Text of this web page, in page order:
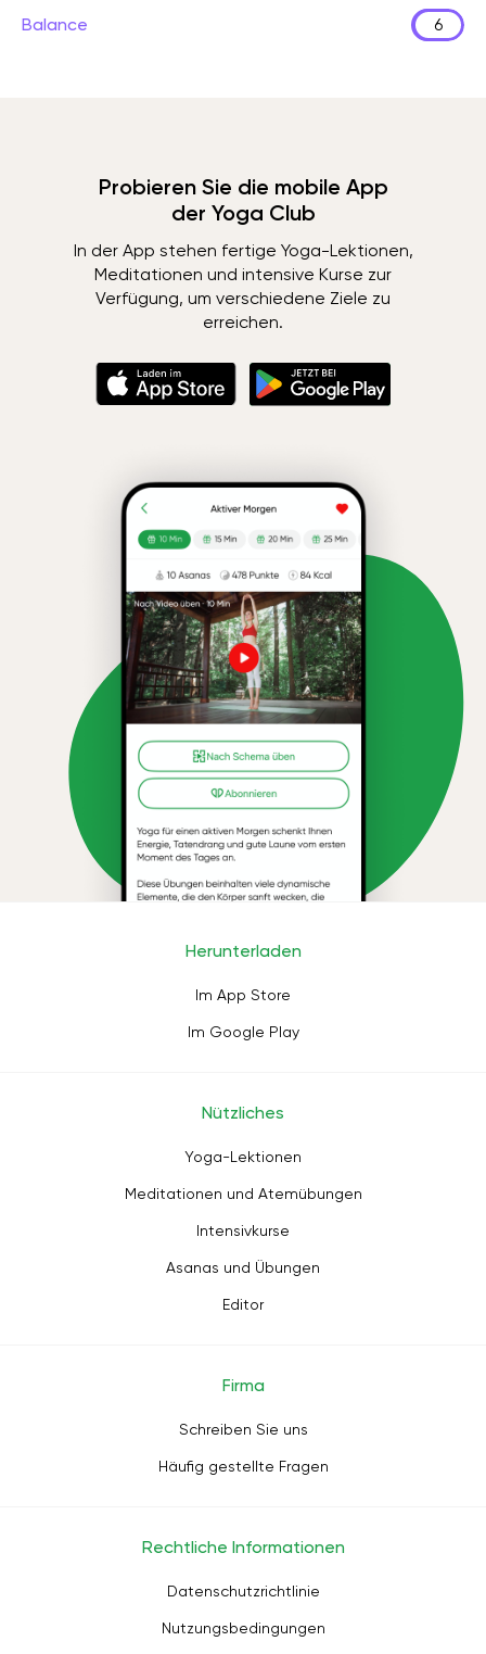
Balance 6
Probieren Sie die mobile App
der Yoga Club
In der App stehen fertige Yoga-Lektionen,
Meditationen und intensive Kurse zur
Verfügung, um verschiedene Ziele zu
erreichen.
Herunterladen
Im App Store
Im Google Play
Nützliches
Yoga-Lektionen
Meditationen und Atemübungen
Intensivkurse
Asanas und Übungen
Editor
Firma
Schreiben Sie uns
Häufig gestellte Fragen
Rechtliche Informationen
Datenschutzrichtlinie
Nutzungsbedingungen